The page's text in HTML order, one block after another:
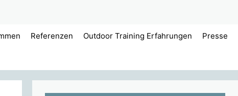
Referenzen Outdoor Training Erfahrungen Presse